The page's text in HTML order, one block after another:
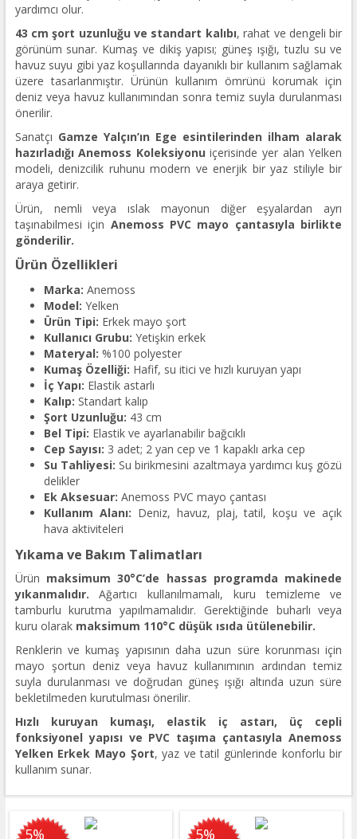
yardımcı olur.
43 cm şort uzunluğu ve standart kalıbı, rahat ve dengeli bir
görünüm sunar. Kumaş ve dikiş yapısı; güneş ışığı, tuzlu su ve
havuz suyu gibi yaz koşullarında dayanıklı bir kullanım sağlamak
üzere tasarlanmıştır. Ürünün kullanım ömrünü korumak için
deniz veya havuz kullanımından sonra temiz suyla durulanması
önerilir.
Sanatçı Gamze Yalçın’ın Ege esintilerinden ilham alarak
hazırladığı Anemoss Koleksiyonu içerisinde yer alan Yelken
modeli, denizcilik ruhunu modern ve enerjik bir yaz stiliyle bir
araya getirir.
Ürün, nemli veya ıslak mayonun diğer eşyalardan ayrı
taşınabilmesi için Anemoss PVC mayo çantasıyla birlikte
gönderilir.
Ürün Özellikleri
Marka: Anemoss
Model: Yelken
Ürün Tipi: Erkek mayo şort
Kullanıcı Grubu: Yetişkin erkek
Materyal: %100 polyester
Kumaş Özelliği: Hafif, su itici ve hızlı kuruyan yapı
İç Yapı: Elastik astarlı
Kalıp: Standart kalıp
Şort Uzunluğu: 43 cm
Bel Tipi: Elastik ve ayarlanabilir bağcıklı
Cep Sayısı: 3 adet; 2 yan cep ve 1 kapaklı arka cep
Su Tahliyesi: Su birikmesini azaltmaya yardımcı kuş gözü
delikler
Ek Aksesuar: Anemoss PVC mayo çantası
Kullanım Alanı: Deniz, havuz, plaj, tatil, koşu ve açık
hava aktiviteleri
Yıkama ve Bakım Talimatları
Ürün maksimum 30°C’de hassas programda makinede
yıkanmalıdır. Ağartıcı kullanılmamalı, kuru temizleme ve
tamburlu kurutma yapılmamalıdır. Gerektiğinde buharlı veya
kuru olarak maksimum 110°C düşük ısıda ütülenebilir.
Renklerin ve kumaş yapısının daha uzun süre korunması için
mayo şortun deniz veya havuz kullanımının ardından temiz
suyla durulanması ve doğrudan güneş ışığı altında uzun süre
bekletilmeden kurutulması önerilir.
Hızlı kuruyan kumaşı, elastik iç astarı, üç cepli
fonksiyonel yapısı ve PVC taşıma çantasıyla Anemoss
Yelken Erkek Mayo Şort, yaz ve tatil günlerinde konforlu bir
kullanım sunar.
5% 5%